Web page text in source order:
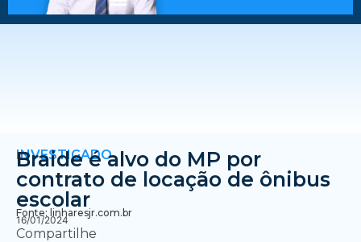
INVESTIGADO
Braide é alvo do MP por
contrato de locação de ônibus
escolar
Fonte: linharesjr.com.br
16/01/2024
Compartilhe